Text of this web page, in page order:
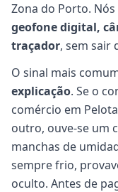
Zona do Porto.
geofone digital,
traçador, sem sair
O sinal mais
explicação. Se o
comércio em
outro, ouve-se um
manchas de
sempre frio,
oculto. Antes de